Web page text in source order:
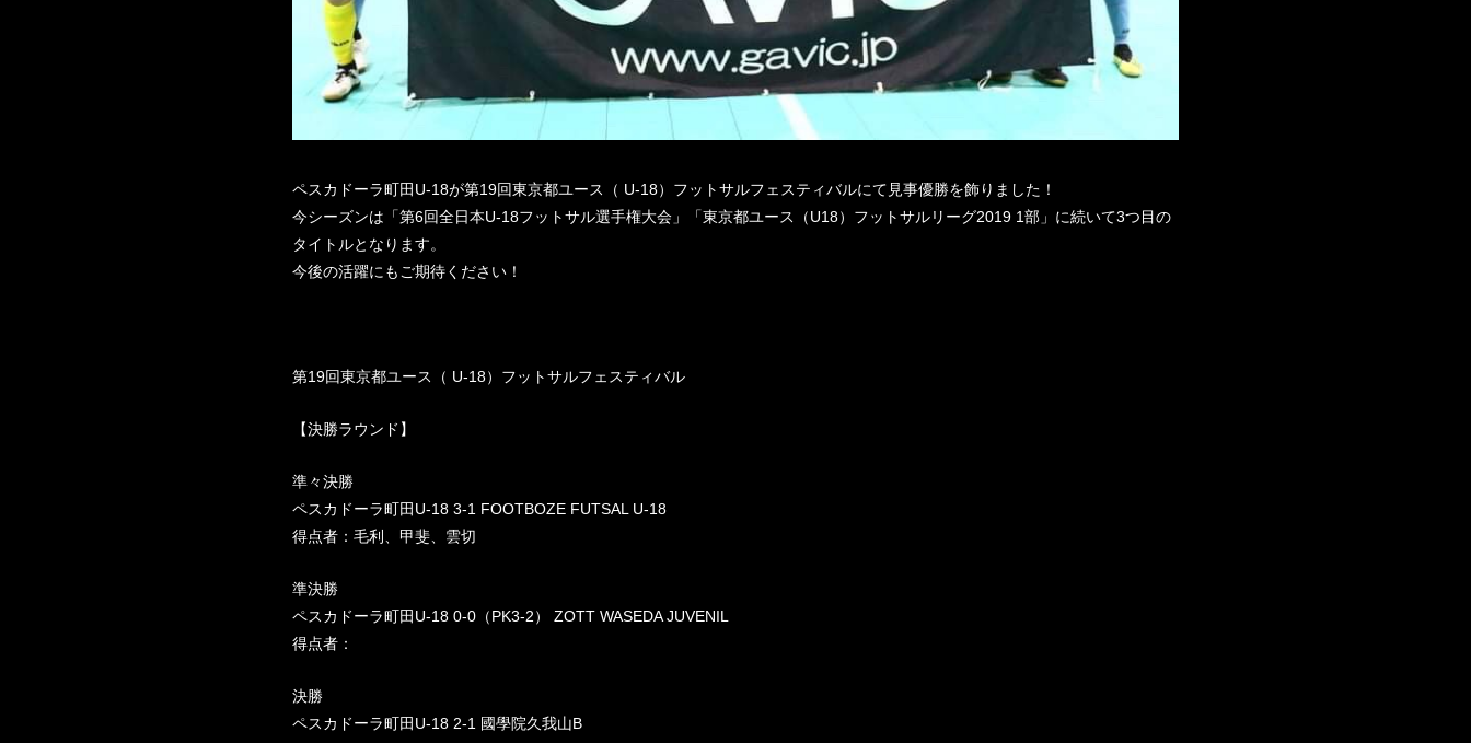
ペスカドーラ町田U-18が第19回東京都ユース（ U-18）フットサルフェスティバルにて見事優勝を飾りました！
今シーズンは「第6回全日本U-18フットサル選手権大会」「東京都ユース（U18）フットサルリーグ2019 1部」に続いて3つ目の
タイトルとなります。
今後の活躍にもご期待ください！
第19回東京都ユース（ U-18）フットサルフェスティバル
【決勝ラウンド】
準々決勝
ペスカドーラ町田U-18 3-1 FOOTBOZE FUTSAL U-18
得点者：毛利、甲斐、雲切
準決勝
ペスカドーラ町田U-18 0-0（PK3-2） ZOTT WASEDA JUVENIL
得点者：
決勝
ペスカドーラ町田U-18 2-1 國學院久我山B